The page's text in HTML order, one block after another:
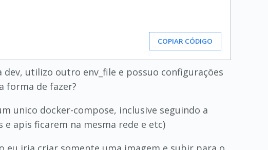
COPIAR CÓDIGO
utilizo outro env_file e possuo configurações
forma de fazer?
unico docker-compose, inclusive seguindo a
apis ficarem na mesma rede e etc)